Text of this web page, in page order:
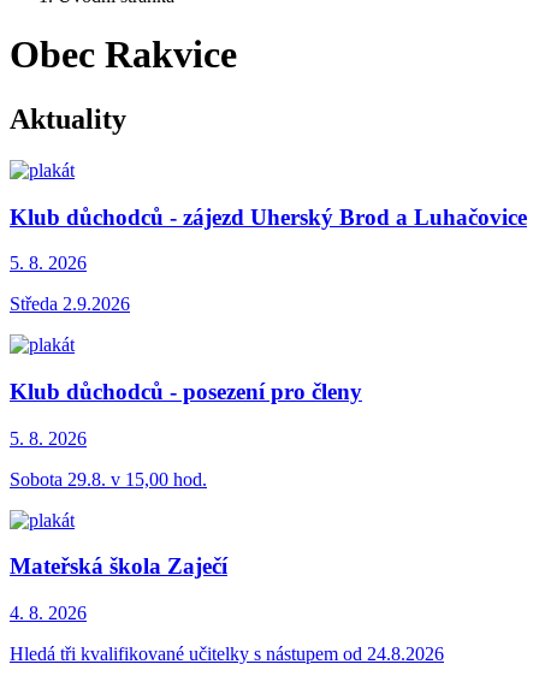
Obec Rakvice
Aktuality
Klub důchodců - zájezd Uherský Brod a Luhačovice
5. 8. 2026
Středa 2.9.2026
Klub důchodců - posezení pro členy
5. 8. 2026
Sobota 29.8. v 15,00 hod.
Mateřská škola Zaječí
4. 8. 2026
Hledá tři kvalifikované učitelky s nástupem od 24.8.2026